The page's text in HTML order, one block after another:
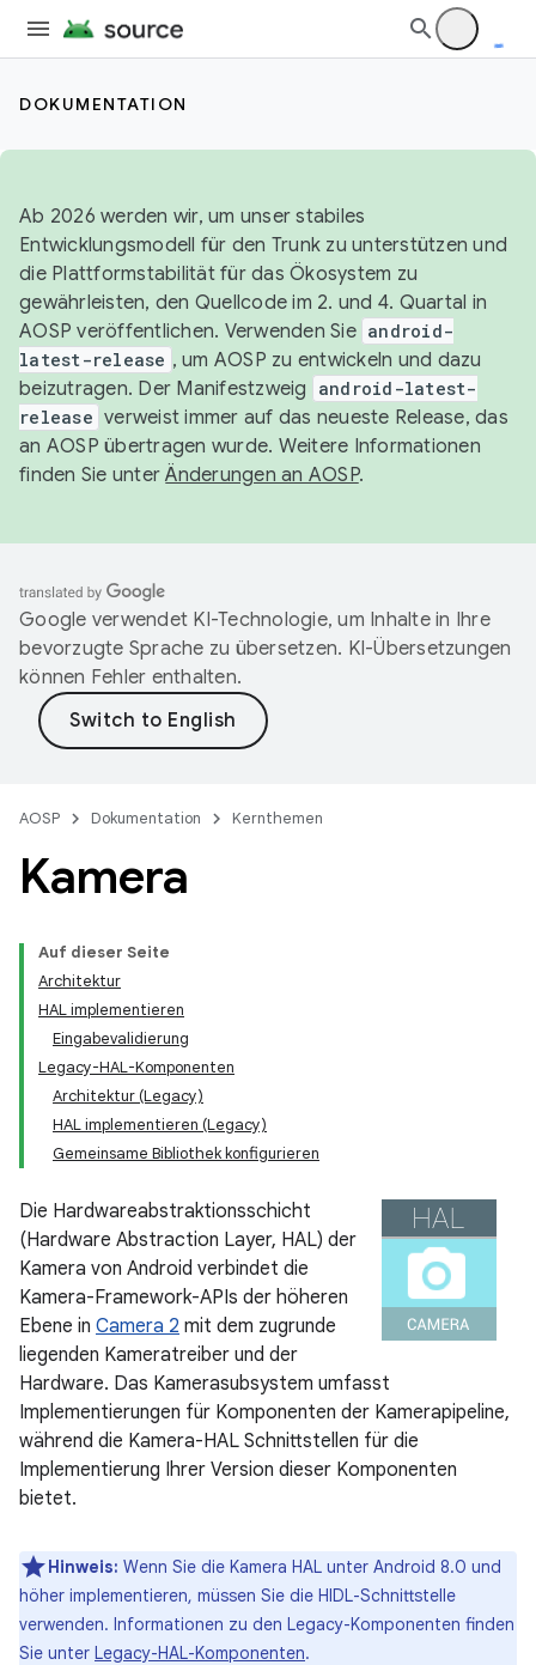
DOKUMENTATION
Ab 2026 werden wir, um unser stabiles
Entwicklungsmodell für den Trunk zu unterstützen und
die Plattformstabilität für das Ökosystem zu
gewährleisten, den Quellcode im 2. und 4. Quartal in
AOSP veröffentlichen. Verwenden Sie android-
latest-release , um AOSP zu entwickeln und dazu
beizutragen. Der Manifestzweig
android-latest-
release verweist immer auf das neueste Release, das
an AOSP übertragen wurde. Weitere Informationen
finden Sie unterÄnderungen an AOSP.
Google verwendet KI-Technologie, um Inhalte in Ihre
bevorzugte Sprache zu übersetzen. KI-Übersetzungen
können Fehler enthalten.
AOSP Dokumentation Kernthemen
Kamera
Auf dieser Seite
Architektur
HAL implementieren
Eingabevalidierung
Legacy-HAL-Komponenten
Architektur (Legacy)
HAL implementieren (Legacy)
Gemeinsame Bibliothek konfigurieren
Die Hardwareabstraktionsschicht
(Hardware Abstraction Layer, HAL) der
Kamera von Android verbindet die
Kamera-Framework-APIs der höheren
Ebene in Camera 2 mit dem zugrunde
liegenden Kameratreiber und der
Hardware. Das Kamerasubsystem umfasst
Implementierungen für Komponenten der Kamerapipeline,
während die Kamera-HAL Schnittstellen für die
Implementierung Ihrer Version dieser Komponenten
bietet.
Hinweis: Wenn Sie die Kamera HAL unter Android 8.0 und
höher implementieren, müssen Sie die HIDL-Schnittstelle
verwenden. Informationen zu den Legacy-Komponenten finden
Sie unter Legacy-HAL-Komponenten.